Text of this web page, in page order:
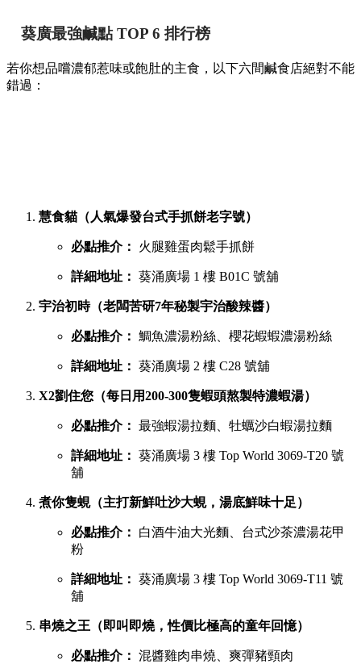
葵廣最強鹹點 TOP 6 排行榜
若你想品嚐濃郁惹味或飽肚的主食，以下六間鹹食店絕對不能
錯過：
慧食貓（人氣爆發台式手抓餅老字號）
必點推介： 火腿雞蛋肉鬆手抓餅
詳細地址： 葵涌廣場 1 樓 B01C 號舖
宇治初時（老闆苦研7年秘製宇治酸辣醬）
必點推介： 鯛魚濃湯粉絲、櫻花蝦蝦濃湯粉絲
詳細地址： 葵涌廣場 2 樓 C28 號舖
X2劉住您（每日用200-300隻蝦頭熬製特濃蝦湯）
必點推介： 最強蝦湯拉麵、牡蠣沙白蝦湯拉麵
詳細地址： 葵涌廣場 3 樓 Top World 3069-T20 號
舖
煮你隻蜆（主打新鮮吐沙大蜆，湯底鮮味十足）
必點推介：
白酒牛油大光麵、台式沙茶濃湯花甲
粉
詳細地址： 葵涌廣場 3 樓 Top World 3069-T11 號
舖
串燒之王（即叫即燒，性價比極高的童年回憶）
必點推介： 混醬雞肉串燒、爽彈豬頸肉